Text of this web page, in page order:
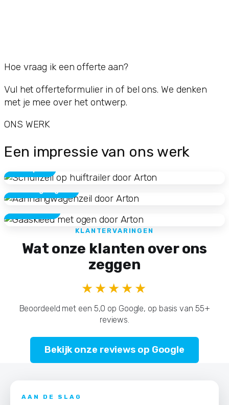
Hoe vraag ik een offerte aan?
Vul het offerteformulier in of bel ons. We denken
met je mee over het ontwerp.
ONS WERK
Een impressie van ons werk
KLANTERVARINGEN
Wat onze klanten over ons
zeggen
★★★★★
Beoordeeld met een 5,0 op Google, op basis van 55+
reviews.
Bekijk onze reviews op Google
AAN DE SLAG